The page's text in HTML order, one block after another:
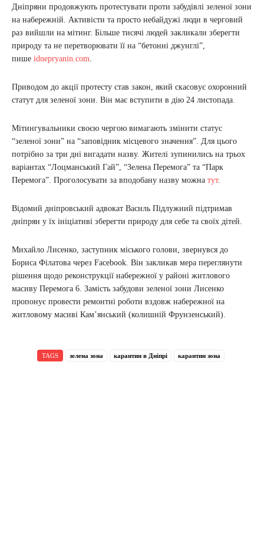
Дніпряни продовжують протестувати проти забудівлі зеленої зони
на набережній. Активісти та просто небайдужі люди в черговий
раз вийшли на мітинг. Більше тисячі людей закликали зберегти
природу та не перетворювати її на “бетонні джунглі”,
пише idnepryanin.com
Приводом до акції протесту став закон, який скасовує охоронний
статут для зеленої зони. Він має вступити в дію 24 листопада.
Мітингувальники своєю чергою вимагають змінити статус
“зеленої зони” на “заповідник місцевого значення”. Для цього
потрібно за три дні вигадати назву. Жителі зупинились на трьох
варіантах “Лоцманський Гай”, “Зелена Перемога” та “Парк
Перемога”. Проголосувати за вподобану назву можна тут.
Відомий дніпровський адвокат Василь Підлужний підтримав
дніпрян у їх ініціативі зберегти природу для себе та своїх дітей.
Михайло Лисенко, заступник міського голови, звернувся до
Бориса Філатова через Facebook. Він закликав мера переглянути
рішення щодо реконструкції набережної у районі житлового
масиву Перемога 6. Замість забудови зеленої зони Лисенко
пропонує провести ремонтні роботи вздовж набережної на
житловому масиві Кам’янський (колишній Фрунзенський).
TAGS зелена зона карантин в Дніпрі карантин зона